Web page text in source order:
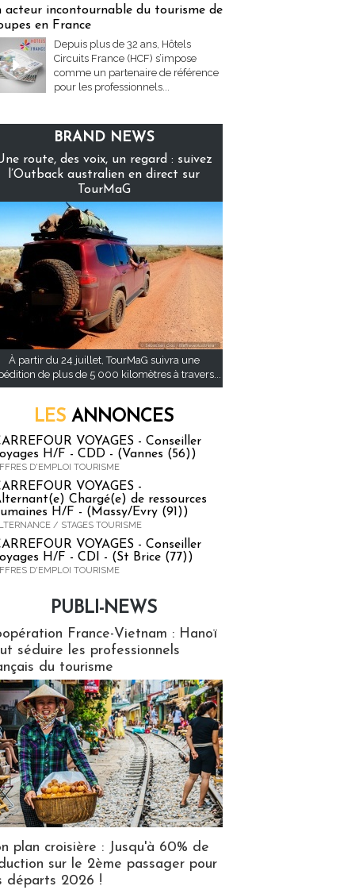
acteur incontournable du tourisme de
en France
Depuis plus de 32 ans, Hôtels
Circuits France (HCF) s’impose
comme un partenaire de référence
pour les professionnels...
BRAND NEWS
route, des voix, un regard : suivez
l’Outback australien en direct sur
TourMaG
À partir du 24 juillet, TourMaG suivra une
de plus de 5 000 kilomètres à travers...
LES ANNONCES
VOYAGES - Conseiller
H/F - CDD - (Vannes (56))
D'EMPLOI TOURISME
VOYAGES -
Chargé(e) de ressources
H/F - (Massy/Evry (91))
/ STAGES TOURISME
VOYAGES - Conseiller
H/F - CDI - (St Brice (77))
D'EMPLOI TOURISME
PUBLI-NEWS
France-Vietnam : Hanoï
séduire les professionnels
du tourisme
plan croisière : Jusqu'à 60% de
sur le 2ème passager pour
départs 2026 !